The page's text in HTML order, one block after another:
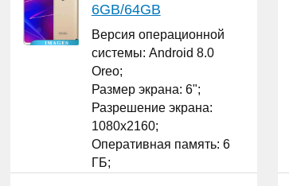
6GB/64GB
Версия операционной
системы: Android 8.0
Oreo;
Размер экрана: 6";
Разрешение экрана:
1080x2160;
Оперативная память: 6
ГБ;